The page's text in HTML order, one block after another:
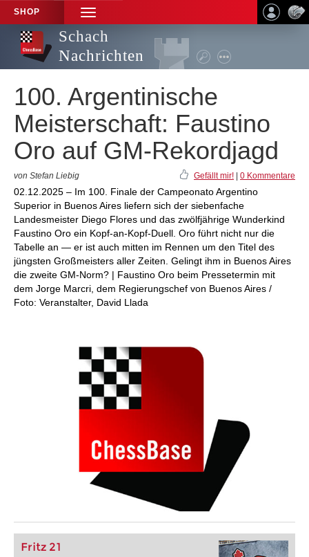
SHOP
TOGGLE
NAVIGATION
Schach
Nachrichten
100. Argentinische
Meisterschaft: Faustino
Oro auf GM-Rekordjagd
von Stefan Liebig Gefällt mir! 0 Kommentare
02.12.2025 – Im 100. Finale der Campeonato Argentino
Superior in Buenos Aires liefern sich der siebenfache
Landesmeister Diego Flores und das zwölfjährige Wunderkind
Faustino Oro ein Kopf-an-Kopf-Duell. Oro führt nicht nur die
Tabelle an — er ist auch mitten im Rennen um den Titel des
jüngsten Großmeisters aller Zeiten. Gelingt ihm in Buenos Aires
die zweite GM-Norm? | Faustino Oro beim Pressetermin mit
dem Jorge Marcri, dem Regierungschef von Buenos Aires /
Foto: Veranstalter, David Llada
Fritz 21